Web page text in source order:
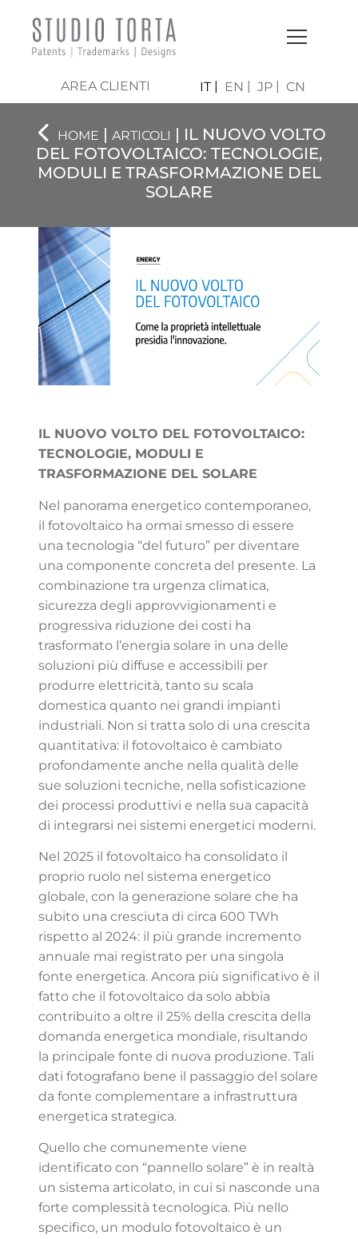
AREA CLIENTI IT EN JP CN
HOME | ARTICOLI | IL NUOVO VOLTO
DEL FOTOVOLTAICO: TECNOLOGIE,
MODULI E TRASFORMAZIONE DEL
SOLARE
IL NUOVO VOLTO DEL FOTOVOLTAICO:
TECNOLOGIE, MODULI E
TRASFORMAZIONE DEL SOLARE
Nel panorama energetico contemporaneo,
il fotovoltaico ha ormai smesso di essere
una tecnologia “del futuro” per diventare
una componente concreta del presente. La
combinazione tra urgenza climatica,
sicurezza degli approvvigionamenti e
progressiva riduzione dei costi ha
trasformato l’energia solare in una delle
soluzioni più diffuse e accessibili per
produrre elettricità, tanto su scala
domestica quanto nei grandi impianti
industriali. Non si tratta solo di una crescita
quantitativa: il fotovoltaico è cambiato
profondamente anche nella qualità delle
sue soluzioni tecniche, nella sofisticazione
dei processi produttivi e nella sua capacità
di integrarsi nei sistemi energetici moderni.
Nel 2025 il fotovoltaico ha consolidato il
proprio ruolo nel sistema energetico
globale, con la generazione solare che ha
subito una cresciuta di circa 600 TWh
rispetto al 2024: il più grande incremento
annuale mai registrato per una singola
fonte energetica. Ancora più significativo è il
fatto che il fotovoltaico da solo abbia
contribuito a oltre il 25% della crescita della
domanda energetica mondiale, risultando
la principale fonte di nuova produzione. Tali
dati fotografano bene il passaggio del solare
da fonte complementare a infrastruttura
energetica strategica.
Quello che comunemente viene
identificato con “pannello solare” è in realtà
un sistema articolato, in cui si nasconde una
forte complessità tecnologica. Più nello
specifico, un modulo fotovoltaico è un